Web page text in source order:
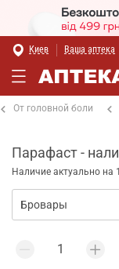
Киев Ваша аптека
От головной боли
Парафаст -
Наличие актуально на